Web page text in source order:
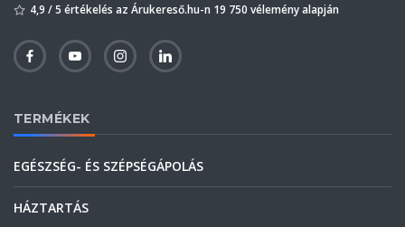
4,9 / 5 értékelés az Árukereső.hu-n 19 750 vélemény alapján
TERMÉKEK
EGÉSZSÉG- ÉS SZÉPSÉGÁPOLÁS
HÁZTARTÁS